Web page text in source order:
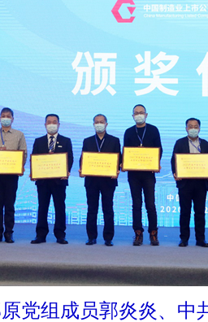
党组成员郭炎炎、中